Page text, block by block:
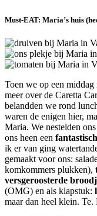
Must-EAT: Maria’s huis
Toen we op een
meer over de Caretta
belandden we rond
waren de enigen hier,
Maria. We nestelden
ons heen een
ik er van ging
gemaakt voor ons:
komkommers plukken),
versgeroosterde
(OMG) en als klapstuk:
maar dan heel klein. Te.